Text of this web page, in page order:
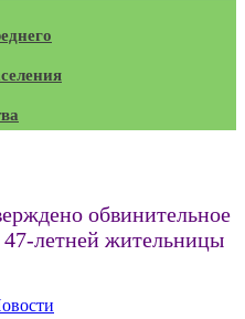
обвинительное
летней жительницы